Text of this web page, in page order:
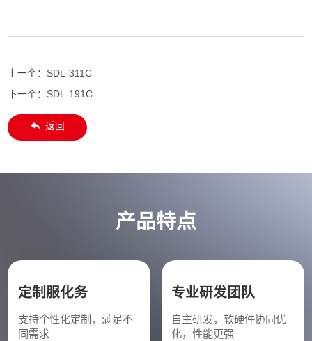
上一个： SDL-311C
下一个： SDL-191C
返回
产品特点
定制服化务
支持个性化定制，满足不
同需求
专业研发团队
自主研发，软硬件协同优
化，性能更强